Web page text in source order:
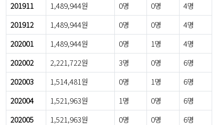
201911
1,489,944원 0명 0명
4명
201912
1,489,944원 0명 0명
4명
202001
1,489,944원 0명 1명
4명
202002
2,221,722원 3명 0명
6명
202003
1,514,481원 0명 1명
6명
202004
1,521,963원 1명 0명
6명
202005
1,521,963원 0명 0명
6명